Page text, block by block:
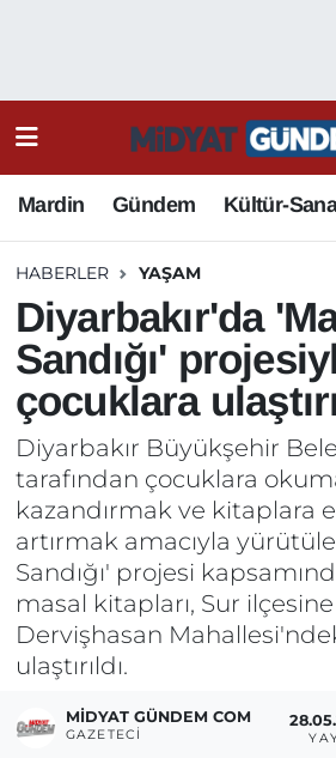
Mardin Gündem Kültür-
HABERLER YAŞAM
Diyarbakır'da
Sandığı'
çocuklara
Diyarbakır Büyükşehir
tarafından çocuklara
kazandırmak ve kitaplara
artırmak amacıyla
Sandığı' projesi
masal kitapları, Sur
Dervişhasan
ulaştırıldı.
MIDYAT GÜNDEM COM
GAZETECI